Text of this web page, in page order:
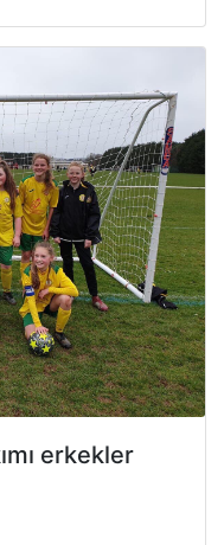
erkekler